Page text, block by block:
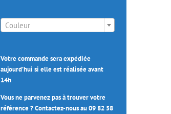
Couleur
Votre commande sera expédiée
aujourd’hui si elle est réalisée avant
14h
Vous ne parvenez pas à trouver votre
référence ? Contactez-nous au 09 82 58